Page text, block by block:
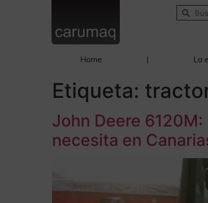
Home La
Etiqueta:
John Deere
necesita en